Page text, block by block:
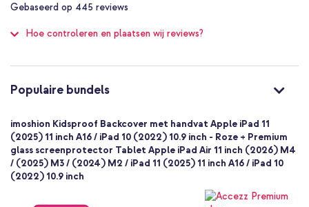
SH00054135
PFAS-vrij
Siliconen en TPU (zacht)
1 Pc
Nee
Backcover, Softcase
Achterkant & Zijkant
of
Gebaseerd op 445 reviews
Hoe controleren en plaatsen wij reviews?
Populaire bundels
imoshion Kidsproof Backcover met handvat Apple iPad 11
(2025) 11 inch A16 / iPad 10 (2022) 10.9 inch - Roze + Premium
glass screenprotector Tablet Apple iPad Air 11 inch (2026) M4
/ (2025) M3 / (2024) M2 / iPad 11 (2025) 11 inch A16 / iPad 10
(2022) 10.9 inch